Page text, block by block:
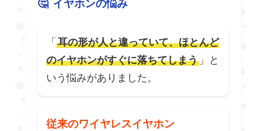
イヤホンの悩み
「耳の形が人と違っていて、ほとんど
のイヤホンがすぐに落ちてしまう 」と
いう悩みがありました。
従来のワイヤレスイヤホン